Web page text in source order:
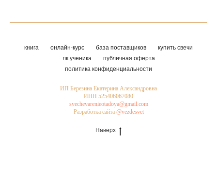
книга онлайн-курс база поставщиков
купить свечи
лк ученика
публичная оферта
политика конфиденциальности
ИП Березина Екатерина Александровна
ИНН 525406067080
svechevarenieotadoya@gmail.com
Разработка сайта @vezdesvet
Наверх